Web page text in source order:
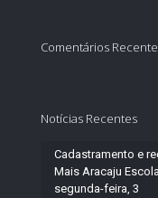
Comentários
Notícias Recentes
Cadastramento e
Mais Aracaju
segunda-feira, 3